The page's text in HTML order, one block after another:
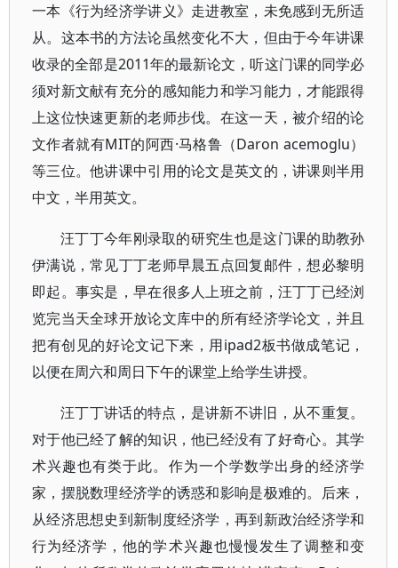
一本《行为经济学讲义》走进教室，未免感到无所适
从。这本书的方法论虽然变化不大，但由于今年讲课
收录的全部是2011年的最新论文，听这门课的同学必
须对新文献有充分的感知能力和学习能力，才能跟得
上这位快速更新的老师步伐。在这一天，被介绍的论
文作者就有MIT的阿西·马格鲁（Daron acemoglu）
等三位。他讲课中引用的论文是英文的，讲课则半用
中文，半用英文。
汪丁丁今年刚录取的研究生也是这门课的助教孙
伊满说，常见丁丁老师早晨五点回复邮件，想必黎明
即起。事实是，早在很多人上班之前，汪丁丁已经浏
览完当天全球开放论文库中的所有经济学论文，并且
把有创见的好论文记下来，用ipad2板书做成笔记，
以便在周六和周日下午的课堂上给学生讲授。
汪丁丁讲话的特点，是讲新不讲旧，从不重复。
对于他已经了解的知识，他已经没有了好奇心。其学
术兴趣也有类于此。作为一个学数学出身的经济学
家，摆脱数理经济学的诱惑和影响是极难的。后来，
从经济思想史到新制度经济学，再到新政治经济学和
行为经济学，他的学术兴趣也慢慢发生了调整和变